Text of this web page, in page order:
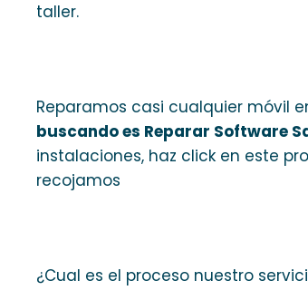
taller.
Reparamos casi cualquier móvil
buscando es Reparar Software
instalaciones, haz click en este
recojamos
¿Cual es el proceso nuestro